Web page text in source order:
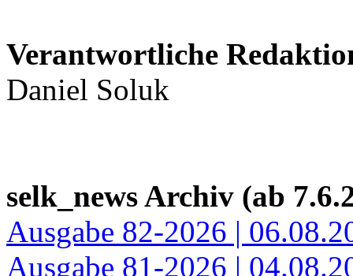
Verantwortliche
Daniel Soluk
selk_news Archiv (ab
Ausgabe 82-2026 |
Ausgabe 81-2026 |